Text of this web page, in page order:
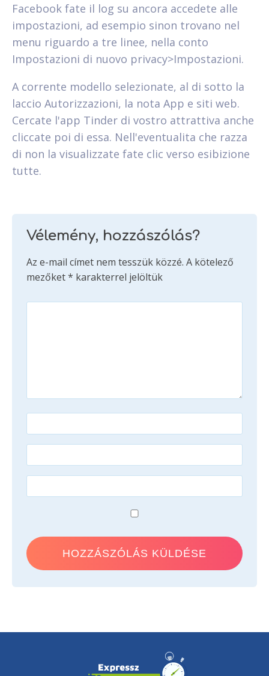
Facebook fate il log su ancora accedete alle
impostazioni, ad esempio sinon trovano nel
menu riguardo a tre linee, nella conto
Impostazioni di nuovo privacy>Impostazioni.
A corrente modello selezionate, al di sotto la
laccio Autorizzazioni, la nota App e siti web.
Cercate l'app Tinder di vostro attrattiva anche
cliccate poi di essa. Nell'eventualita che razza
di non la visualizzate fate clic verso esibizione
tutte.
Vélemény, hozzászólás?
Az e-mail címet nem tesszük közzé. A kötelező
mezőket* karakterrel jelöltük